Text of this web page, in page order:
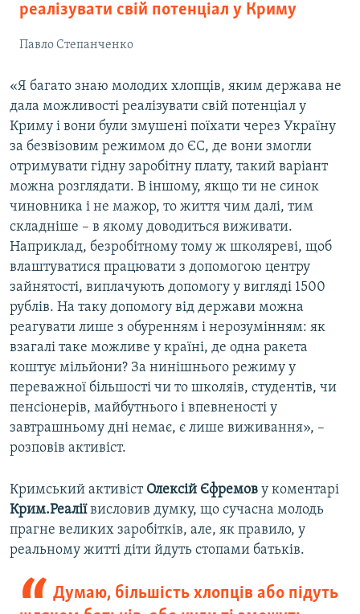
реалізувати свій потенціал у Криму
Павло Степанченко
«Я багато знаю молодих хлопців, яким держава не
дала можливості реалізувати свій потенціал у
Криму і вони були змушені поїхати через Україну
за безвізовим режимом до ЄС, де вони змогли
отримувати гідну заробітну плату, такий варіант
можна розглядати. В іншому, якщо ти не синок
чиновника і не мажор, то життя чим далі, тим
складніше – в якому доводиться виживати.
Наприклад, безробітному тому ж школяреві, щоб
влаштуватися працювати з допомогою центру
зайнятості, виплачують допомогу у вигляді 1500
рублів. На таку допомогу від держави можна
реагувати лише з обуренням і нерозумінням: як
взагалі таке можливе у країні, де одна ракета
коштує мільйони? За нинішнього режиму у
переважної більшості чи то школяів, студентів, чи
пенсіонерів, майбутнього і впевненості у
завтрашньому дні немає, є лише виживання», –
розповів активіст.
Кримський активіст Олексій Єфремов у коментарі
Крим.Реаліївисловив думку, що сучасна молодь
прагне великих заробітків, але, як правило, у
реальному житті діти йдуть стопами батьків.
Думаю, більшість хлопців або підуть